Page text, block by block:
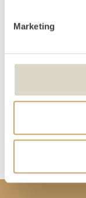
Marketing
daarom heen.
worden dan op